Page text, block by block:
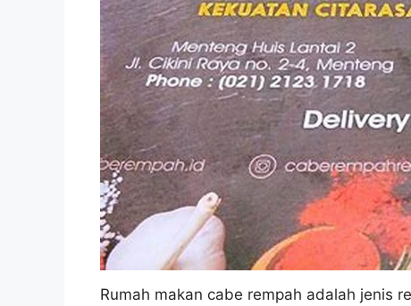
Rumah makan cabe rempah adalah jenis